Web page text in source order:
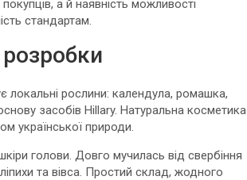
а й наявність можливості
стандартам.
локальні рослини: календула, ромашка,
засобів Hillary. Натуральна косметика
української природи.
голови. Довго мучилась від свербіння
та вівса. Простий склад, жодного